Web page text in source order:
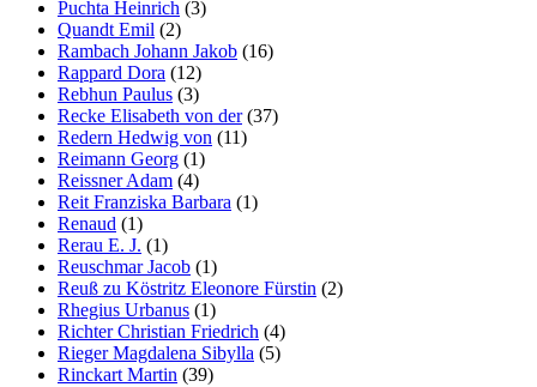
Puchta Heinrich (3)
Quandt Emil (2)
Rambach Johann Jakob (16)
Rappard Dora (12)
Rebhun Paulus (3)
Recke Elisabeth von der(37)
Redern Hedwig von (11)
Reimann Georg (1)
Reissner Adam (4)
Reit Franziska Barbara (1)
Renaud (1)
Rerau E. J. (1)
Reuschmar Jacob (1)
Reuß zu Köstritz Eleonore Fürstin (2)
Rhegius Urbanus (1)
Richter Christian Friedrich (4)
Rieger Magdalena Sibylla (5)
Rinckart Martin (39)